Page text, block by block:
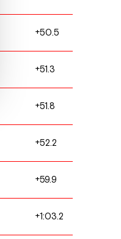
+50.5
+51.3
+51.8
+52.2
+59.9
+1:03.2